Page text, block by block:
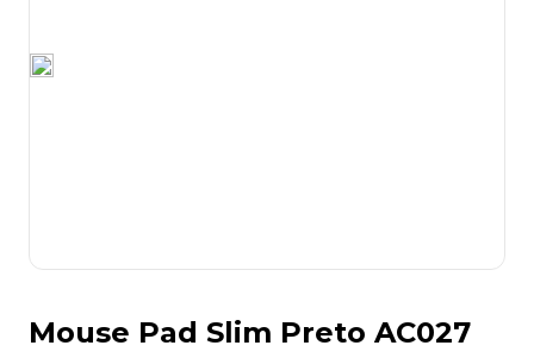
Mouse Pad Slim Preto AC027
8